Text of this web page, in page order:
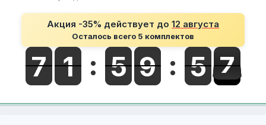
Акция -35% действует до 12 августа
Осталось всего 5 комплектов